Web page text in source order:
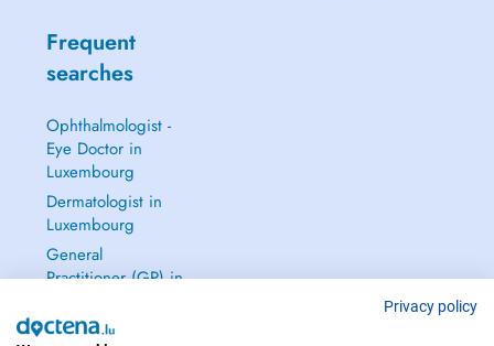
Frequent
searches
Ophthalmologist -
Eye Doctor in
Luxembourg
Dermatologist in
Luxembourg
General
Practitioner (GP) in
Gynecologist in
Privacy policy